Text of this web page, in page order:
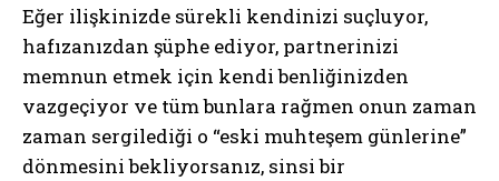
Eğer ilişkinizde sürekli kendinizi suçluyor,
hafızanızdan şüphe ediyor, partnerinizi
memnun etmek için kendi benliğinizden
vazgeçiyor ve tüm bunlara rağmen onun zaman
zaman sergilediği o “eski muhteşem günlerine”
dönmesini bekliyorsanız, sinsi bir